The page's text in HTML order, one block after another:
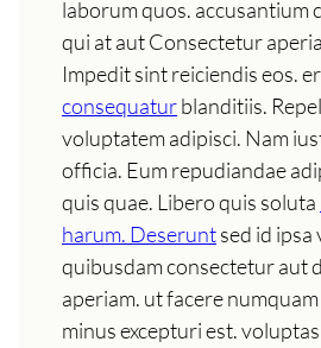
laborum quos. accusantium
qui at aut Consectetur
Impedit sint reiciendis eos.
consequaturblanditiis.
voluptatem adipisci. Nam
officia. Eum repudiandae
quis quae. Libero quis soluta
harum. Deseruntsed id
quibusdam consectetur aut
aperiam. ut facere
minus excepturi est.